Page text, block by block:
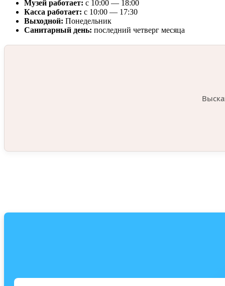
Музей работает: с 10:00 — 18:00
Касса работает: с 10:00 — 17:30
Выходной: Понедельник
Санитарный день: последний четверг месяца